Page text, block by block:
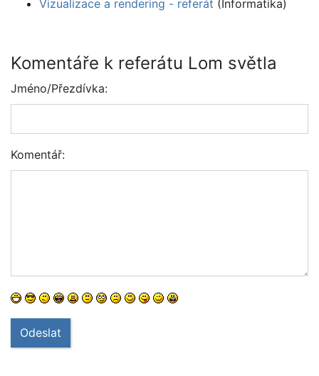
Vizualizace a rendering - referát (Informatika)
Komentáře k referátu Lom světla
Jméno/Přezdívka:
Komentář:
Odeslat